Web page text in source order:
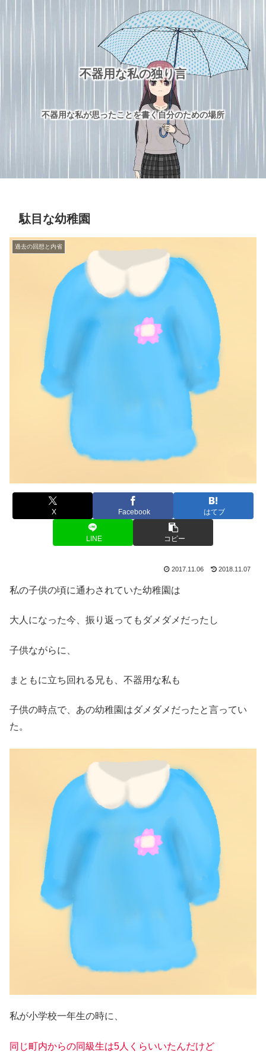
不器用な私の独り言
不器用な私が思ったことを書く自分のための場所
駄目な幼稚園
過去の回想と内省
X Facebook はてブ
LINE コピー
2017.11.06 2018.11.07
私の子供の頃に通わされていた幼稚園は
大人になった今、振り返ってもダメダメだったし
子供ながらに、
まともに立ち回れる兄も、不器用な私も
子供の時点で、あの幼稚園はダメダメだったと言ってい
た。
私が小学校一年生の時に、
同じ町内からの同級生は5人くらいいたんだけど